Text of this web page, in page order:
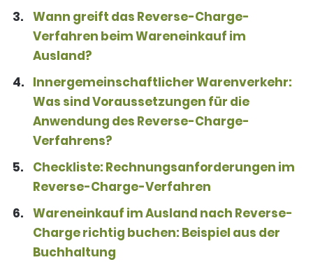
Wann greift das Reverse-Charge-
Verfahren beim Wareneinkauf im
Ausland?
Innergemeinschaftlicher Warenverkehr:
Was sind Voraussetzungen für die
Anwendung des Reverse-Charge-
Verfahrens?
Checkliste: Rechnungsanforderungen im
Reverse-Charge-Verfahren
Wareneinkauf im Ausland nach Reverse-
Charge richtig buchen: Beispiel aus der
Buchhaltung